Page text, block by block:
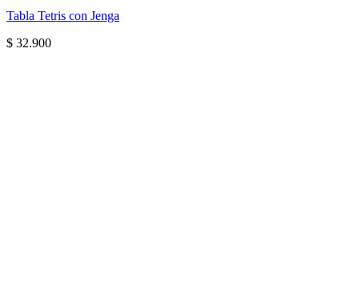
Tabla Tetris con Jenga
$ 32.900